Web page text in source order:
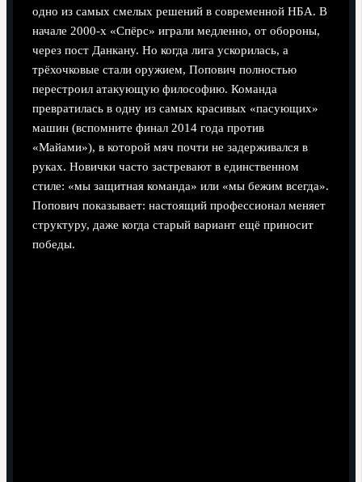
одно из самых смелых решений в современной НБА. В
начале 2000-х «Спёрс» играли медленно, от обороны,
через пост Данкану. Но когда лига ускорилась, а
трёхочковые стали оружием, Попович полностью
перестроил атакующую философию. Команда
превратилась в одну из самых красивых «пасующих»
машин (вспомните финал 2014 года против
«Майами»), в которой мяч почти не задерживался в
руках. Новички часто застревают в единственном
стиле: «мы защитная команда» или «мы бежим всегда».
Попович показывает: настоящий профессионал меняет
структуру, даже когда старый вариант ещё приносит
победы.